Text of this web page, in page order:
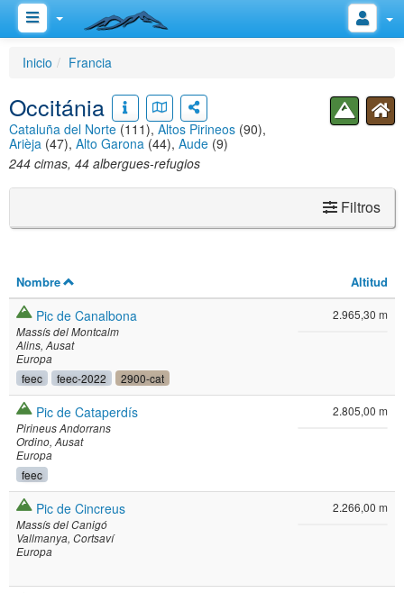
Inicio Francia
Occitánia
Cataluña del Norte (111), Altos Pirineos (90),
Arièja (47), Alto Garona (44), Aude (9)
244 cimas, 44 albergues-refugios
Filtros
Nombre Altitud
Pic de Canalbona
Massís del Montcalm
Alins Ausat
Europa
feec feec-2022 2900-cat
2.965,30 m
Pic de Cataperdís
Pirineus Andorrans
Ordino Ausat
Europa
feec
2.805,00 m
Pic de Cincreus
Massís del Canigó
Vallmanya Cortsaví
Europa
2.266,00 m